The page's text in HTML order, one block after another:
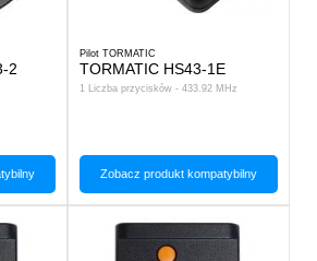
2
Pilot TORMATIC
TORMATIC HS43-1E
1 Liczba przycisków - 433.92 MHz
Zobacz produkt kompatybilny